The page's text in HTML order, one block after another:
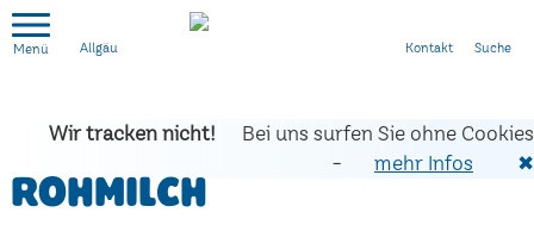
Allgäu
Wir tracken nicht!
Bei uns surfen Sie ohne Cookies
-
mehr Infos ✖
Rohmilch